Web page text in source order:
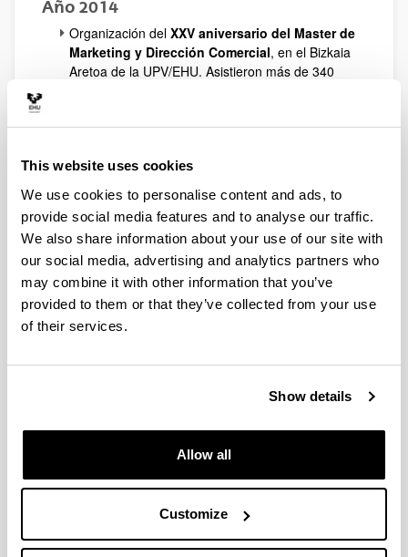
This website uses cookies
We use cookies to personalise content and ads, to
provide social media features and to analyse our traffic.
We also share information about your use of our site with
our social media, advertising and analytics partners who
may combine it with other information that you’ve
provided to them or that they’ve collected from your use
of their services.
Show details
Allow all
Customize
Año 2014
Organización del XXV aniversario del Master de
Marketing y Dirección Comercial, en el Bizkaia
Aretoa de la UPV/EHU. Asistieron más de 340
Emilio Soldevilla, en colaboración con la
y Desarrollo de la Economía de la Empresa, el 12
de diciembre.
Organización deComunidades de práctica
investigadora , junto con la UFI Dirección
empresarial y Gobernanza Territorial y Social, y el
Departamento de Economía Financiera II,
abiertas a todos los miembros del IEAE y de
departamentos universitarios afines:
Curso de Ref Works, presentado por
Seminario "Análisis del efecto de las
mediante la moderación del momento de
entrada: el caso del sector farmacéutico
06-14)
Seminario "Low carbon economies:
presentado por José Manuel Chamorro